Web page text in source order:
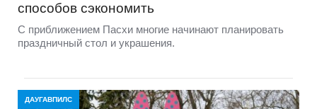
способов сэкономить
С приближением Пасхи многие начинают планировать
праздничный стол и украшения.
ДАУГАВПИЛС